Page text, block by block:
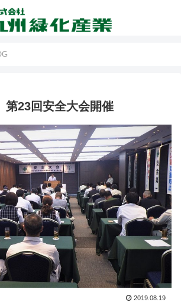
23回安全大会開催
2019.08.19